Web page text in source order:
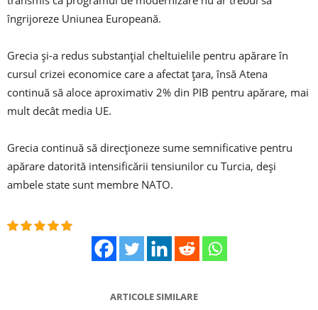
îngrijoreze Uniunea Europeană.
Grecia şi-a redus substanţial cheltuielile pentru apărare în
cursul crizei economice care a afectat ţara, însă Atena
continuă să aloce aproximativ 2% din PIB pentru apărare, mai
mult decât media UE.
Grecia continuă să direcţioneze sume semnificative pentru
apărare datorită intensificării tensiunilor cu Turcia, deşi
ambele state sunt membre NATO.
ARTICOLE SIMILARE